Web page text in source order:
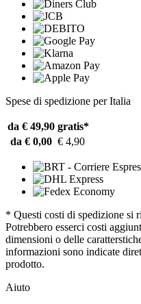
Spese di spedizione per Italia
da € 49,90 gratis*
da € 0,00 € 4,90
* Questi costi di spedizione si
Potrebbero esserci costi
dimensioni o delle
informazioni sono indicate
prodotto.
Aiuto